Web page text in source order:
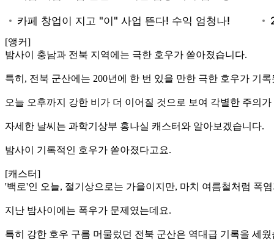
[앵커]
밤사이 충남과 전북 지역에는 극한 호우가 쏟아졌습니다.
특히, 전북 군산에는 200년에 한 번 있을 만한 극한 호우가 기
오늘 오후까지 강한 비가 더 이어질 것으로 보여 각별한 주의
자세한 날씨는 과학기상부 홍나실 캐스터와 알아보겠습니다.
밤사이 기록적인 호우가 쏟아졌다고요.
[캐스터]
'백로'인 오늘, 절기상으로는 가을이지만, 마치 여름철처럼 폭
지난 밤사이에는 폭우가 문제였는데요.
특히 강한 호우 구름 머물렀던 전북 군산은 역대급 기록을 세웠